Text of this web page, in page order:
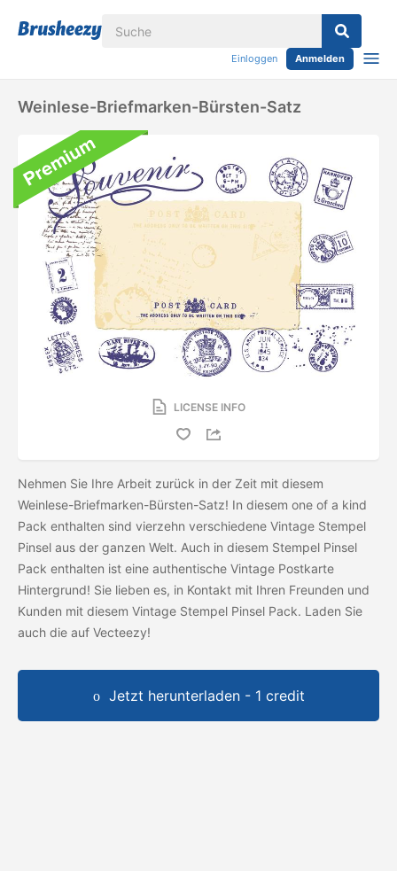
Einloggen Anmelden
Weinlese-Briefmarken-Bürsten-Satz
LICENSE INFO
Nehmen Sie Ihre Arbeit zurück in der Zeit mit diesem
Weinlese-Briefmarken-Bürsten-Satz! In diesem one of a kind
Pack enthalten sind vierzehn verschiedene Vintage Stempel
Pinsel aus der ganzen Welt. Auch in diesem Stempel Pinsel
Pack enthalten ist eine authentische Vintage Postkarte
Hintergrund! Sie lieben es, in Kontakt mit Ihren Freunden und
Kunden mit diesem Vintage Stempel Pinsel Pack. Laden Sie
auch die auf Vecteezy!
Jetzt herunterladen - 1 credit